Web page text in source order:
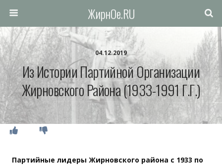
ЖирнОе.RU
04.12.2019
Из Истории Партийной Организации
Жирновского Района (1933-1991 Г.г.)
Партийные лидеры Жирновского района с 1933 по